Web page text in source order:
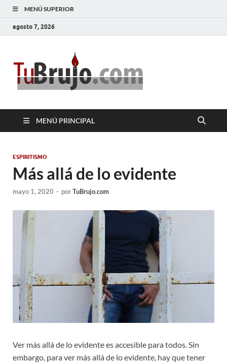
MENÚ SUPERIOR
agosto 7, 2026
MENÚ PRINCIPAL
ESPIRITISMO
Más allá de lo evidente
mayo 1, 2020 - porTuBrujo.com
Ver más allá de lo evidente es accesible para todos. Sin
embargo, para ver más allá de lo evidente, hay que tener